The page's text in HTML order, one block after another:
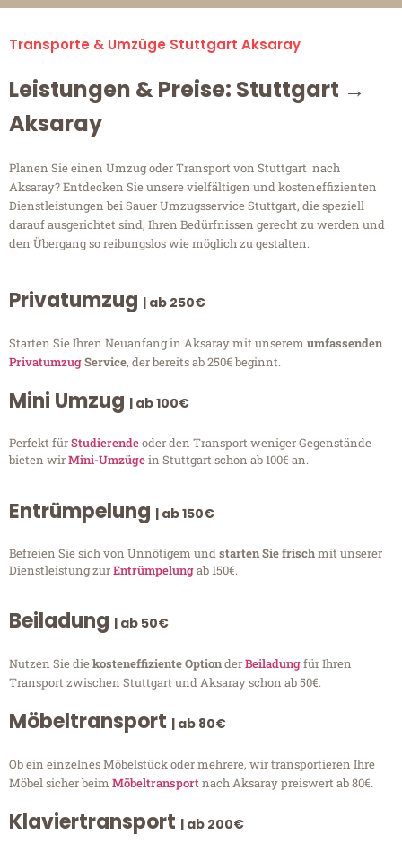
Transporte & Umzüge Stuttgart Aksaray
Leistungen & Preise: Stuttgart →
Aksaray
Planen Sie einen Umzug oder Transport von Stuttgart nach
Aksaray? Entdecken Sie unsere vielfältigen und kosteneffizienten
Dienstleistungen bei Sauer Umzugsservice Stuttgart, die speziell
darauf ausgerichtet sind, Ihren Bedürfnissen gerecht zu werden und
den Übergang so reibungslos wie möglich zu gestalten.
Privatumzug | ab 250€
Starten Sie Ihren Neuanfang in Aksaray mit unserem umfassenden
PrivatumzugService, der bereits ab 250€ beginnt.
Mini Umzug | ab 100€
Perfekt fürStudierendeoder den Transport weniger Gegenstände
bieten wirMini-Umzügein Stuttgart schon ab 100€ an.
Entrümpelung | ab 150€
Befreien Sie sich von Unnötigem undstarten Sie frischmit unserer
Dienstleistung zurEntrümpelungab 150€.
Beiladung | ab 50€
Nutzen Sie diekosteneffiziente OptionderBeiladungfür Ihren
Transport zwischen Stuttgart und Aksaray schon ab 50€.
Möbeltransport | ab 80€
Ob ein einzelnes Möbelstück oder mehrere, wir transportieren Ihre
Möbel sicher beim Möbeltransportnach Aksaray preiswert ab 80€.
Klaviertransport | ab 200€